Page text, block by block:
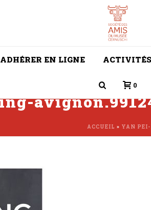
ADHÉRER EN LIGNE ACTIVITÉS
0
ACCUEIL » YAN